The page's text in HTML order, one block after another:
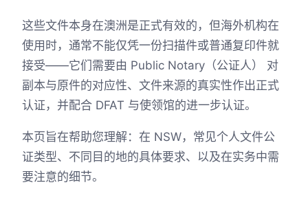
这些文件本身在澳洲是正式有效的，但海外机构在
使用时，通常不能仅凭一份扫描件或普通复印件就
接受——它们需要由 Public Notary（公证人） 对
副本与原件的对应性、文件来源的真实性作出正式
认证，并配合 DFAT 与使领馆的进一步认证。
本页旨在帮助您理解：在 NSW，常见个人文件公
证类型、不同目的地的具体要求、以及在实务中需
要注意的细节。